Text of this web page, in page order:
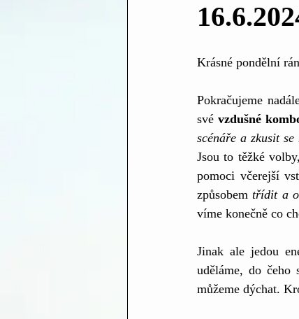
Krásné pondělní
Pokračujeme
své vzdušné
scénáře a zkusit
Jsou to těžké
pomoci včerejší
způsobem třídit a
víme konečně co
Jinak ale jedou
uděláme, do čeho
můžeme dýchat.